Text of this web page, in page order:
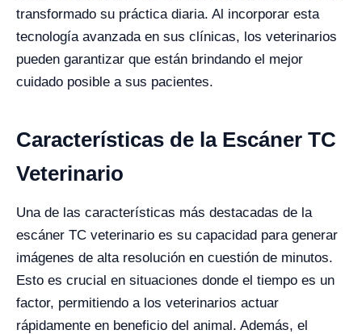
transformado su práctica diaria. Al incorporar esta
tecnología avanzada en sus clínicas, los veterinarios
pueden garantizar que están brindando el mejor
cuidado posible a sus pacientes.
Características de la Escáner TC
Veterinario
Una de las características más destacadas de la
escáner TC veterinario es su capacidad para generar
imágenes de alta resolución en cuestión de minutos.
Esto es crucial en situaciones donde el tiempo es un
factor, permitiendo a los veterinarios actuar
rápidamente en beneficio del animal. Además, el